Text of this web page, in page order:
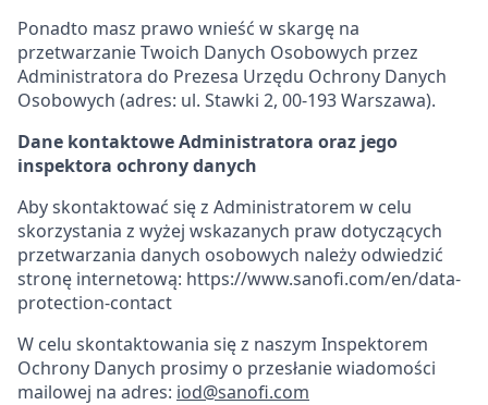
Ponadto masz prawo wnieść w skargę na
przetwarzanie Twoich Danych Osobowych przez
Administratora do Prezesa Urzędu Ochrony Danych
Osobowych (adres: ul. Stawki 2, 00-193 Warszawa).
Dane kontaktowe Administratora oraz jego
inspektora ochrony danych
Aby skontaktować się z Administratorem w celu
skorzystania z wyżej wskazanych praw dotyczących
przetwarzania danych osobowych należy odwiedzić
stronę internetową: https://www.sanofi.com/en/data-
protection-contact
W celu skontaktowania się z naszym Inspektorem
Ochrony Danych prosimy o przesłanie wiadomości
mailowej na adres: iod@sanofi.com